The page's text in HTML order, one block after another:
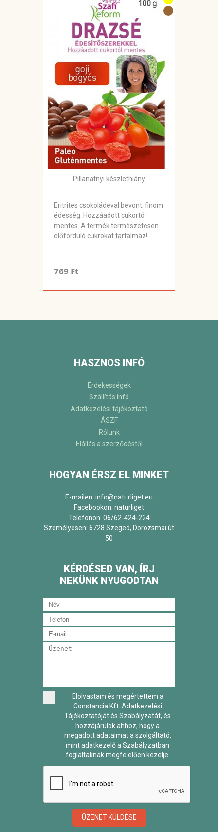
Pillanatnyi készlethiány
Eritrites csokoládéval bevont, finom
édesség. Hozzáadott cukortól
mentes. A termék természetesen
előforduló cukrokat tartalmaz!
769 Ft
HASZNOS INFÓ
Érdekességek
Szállítás infó
Adatkezelési tájékoztató
ÁSZF
Rólunk
Elállás a szerződéstől
HOGYAN ÉRSZ EL MINKET
E-mailen: info@naturliget.eu
Facebookon: naturliget
Telefonon: 06/62-424-224
Személyesen: 6728 Szeged, Dorozsmai út
50
KÉRDÉSED VAN, ÍRJ
NEKÜNK NYUGODTAN
Elolvastam és megértettem a
Constancia Kft. Adatkezelési
Tájékoztatóját és Szabályzatát, és
hozzájárulok ahhoz, hogy a
megadott adataimat a szolgáltató,
mint adatkezelő a Szabályzatban
foglaltaknak megfelelően kezelje.
ÜZENET KÜLDÉSE